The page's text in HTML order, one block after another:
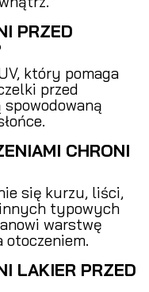
PRZED
który pomaga
przed
CHRONI
się kurzu, liści,
typowych
warstwę
otoczeniem.
LAKIER PRZED